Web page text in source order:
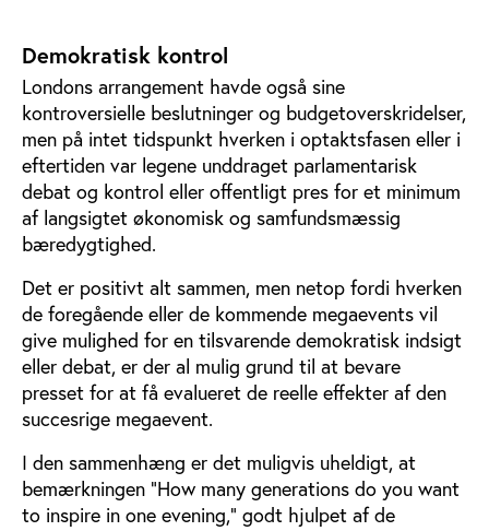
Demokratisk kontrol
Londons arrangement havde også sine
kontroversielle beslutninger og budgetoverskridelser,
men på intet tidspunkt hverken i optaktsfasen eller i
eftertiden var legene unddraget parlamentarisk
debat og kontrol eller offentligt pres for et minimum
af langsigtet økonomisk og samfundsmæssig
bæredygtighed.
Det er positivt alt sammen, men netop fordi hverken
de foregående eller de kommende megaevents vil
give mulighed for en tilsvarende demokratisk indsigt
eller debat, er der al mulig grund til at bevare
presset for at få evalueret de reelle effekter af den
succesrige megaevent.
I den sammenhæng er det muligvis uheldigt, at
bemærkningen ”How many generations do you want
to inspire in one evening,” godt hjulpet af de